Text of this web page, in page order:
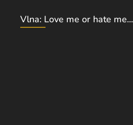
Vlna: Love me or hate me...